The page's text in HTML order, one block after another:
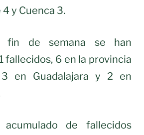
y Cuenca 3.
fin de semana se han
fallecidos, 6 en la provincia
3 en Guadalajara y 2 en
de fallecidos